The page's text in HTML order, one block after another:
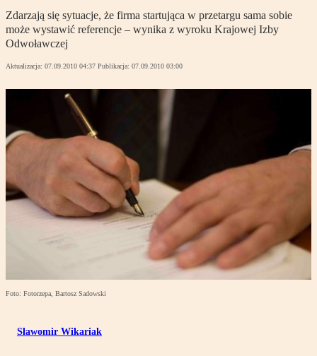
Zdarzają się sytuacje, że firma startująca w przetargu sama sobie
może wystawić referencje – wynika z wyroku Krajowej Izby
Odwoławczej
Aktualizacja: 07.09.2010 04:37 Publikacja: 07.09.2010 03:00
Foto: Fotorzepa, Bartosz Sadowski
Sławomir Wikariak